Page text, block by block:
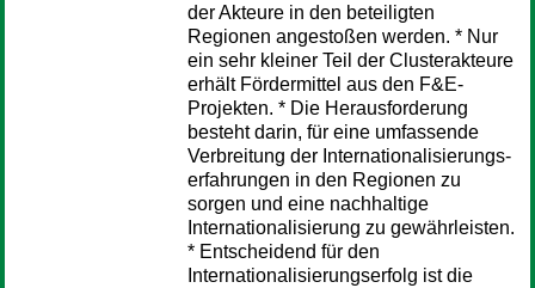
der Akteure in den beteiligten
Regionen angestoßen werden. * Nur
ein sehr kleiner Teil der Clusterakteure
erhält Fördermittel aus den F&E-
Projekten. * Die Herausforderung
besteht darin, für eine umfassende
Verbreitung der Internationalisierungs-
erfahrungen in den Regionen zu
sorgen und eine nachhaltige
Internationalisierung zu gewährleisten.
* Entscheidend für den
Internationalisierungserfolg ist die